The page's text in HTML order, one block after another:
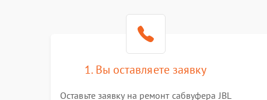
1. Вы оставляете заявку
Оставьте заявку на ремонт сабвуфера JBL